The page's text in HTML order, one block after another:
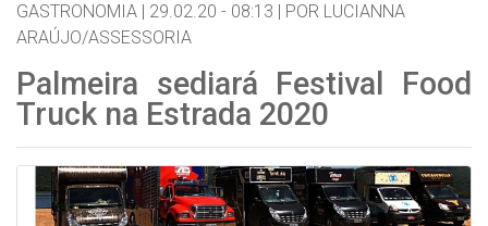
GASTRONOMIA | 29.02.20 - 08:13 | POR LUCIANNA
ARAÚJO/ASSESSORIA
Palmeira sediará Festival Food
Truck na Estrada 2020